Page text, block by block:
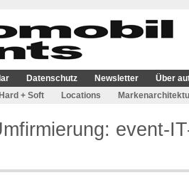
Datenschutz Newsletter
Über
Hard + Soft Locations
event-